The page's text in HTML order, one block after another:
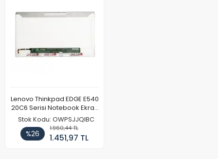
Lenovo Thinkpad EDGE E540
20C6 Serisi Notebook Ekran
Paneli
Stok Kodu: OWPSJJQIBC
%26
1.960,44 TL
1.451,97 TL